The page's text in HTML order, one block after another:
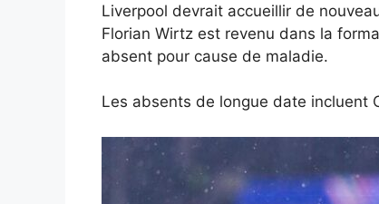
Liverpool devrait accueillir de
Florian Wirtz est revenu dans la
absent pour cause de maladie.
Les absents de longue date incluent